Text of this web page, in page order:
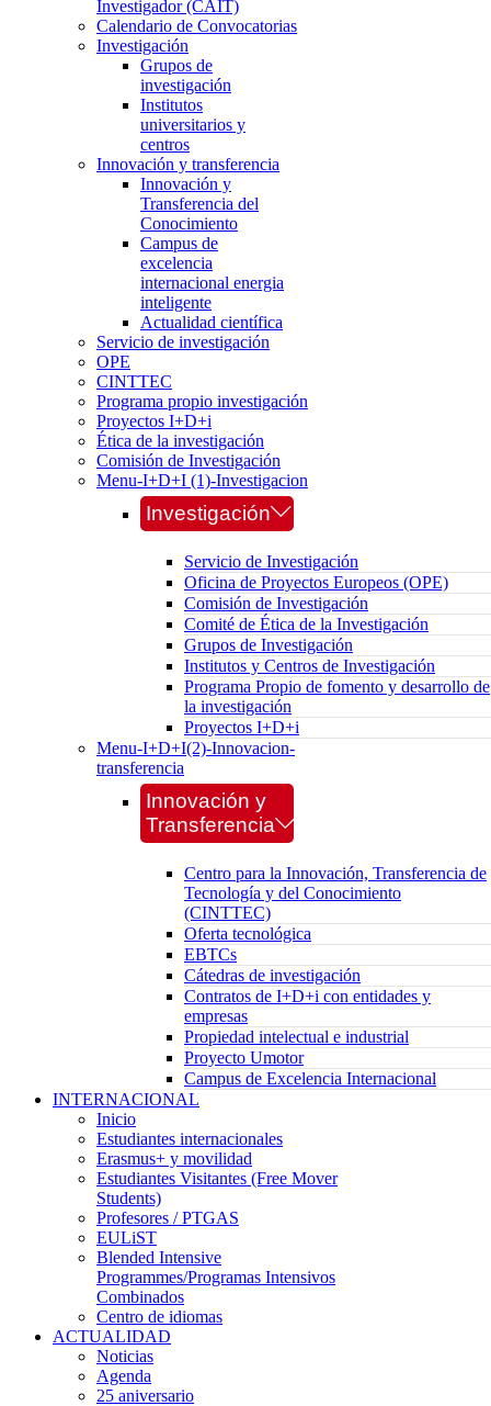
Investigador (CAIT)
Calendario de Convocatorias
Investigación
Grupos de
investigación
Institutos
universitarios y
centros
Innovación y transferencia
Innovación y
Transferencia del
Conocimiento
Campus de
excelencia
internacional energia
inteligente
Actualidad científica
Servicio de investigación
OPE
CINTTEC
Programa propio investigación
Proyectos I+D+i
Ética de la investigación
Comisión de Investigación
Menu-I+D+I (1)-Investigacion
Investigación
Servicio de Investigación
Oficina de Proyectos Europeos (OPE)
Comisión de Investigación
Comité de Ética de la Investigación
Grupos de Investigación
Institutos y Centros de Investigación
Programa Propio de fomento y desarrollo de
la investigación
Proyectos I+D+i
Menu-I+D+I(2)-Innovacion-
transferencia
Innovación y
Transferencia
Centro para la Innovación, Transferencia de
Tecnología y del Conocimiento
(CINTTEC)
Oferta tecnológica
EBTCs
Cátedras de investigación
Contratos de I+D+i con entidades y
empresas
Propiedad intelectual e industrial
Proyecto Umotor
Campus de Excelencia Internacional
INTERNACIONAL
Inicio
Estudiantes internacionales
Erasmus+ y movilidad
Estudiantes Visitantes (Free Mover
Students)
Profesores / PTGAS
EULiST
Blended Intensive
Programmes/Programas Intensivos
Combinados
Centro de idiomas
ACTUALIDAD
Noticias
Agenda
25 aniversario